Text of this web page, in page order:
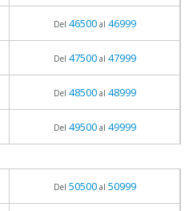
Del 46500al 46999
Del 47500al 47999
Del 48500al 48999
Del 49500al 49999
Del 50500al 50999